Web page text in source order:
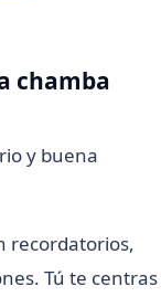
chamba
y buena
recordatorios,
Tú te centras